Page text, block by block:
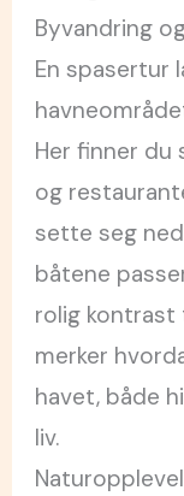
Byvandring
En spasertur
Her finner du
og
sette seg
båtene
rolig kontrast
merker
havet, både
liv.